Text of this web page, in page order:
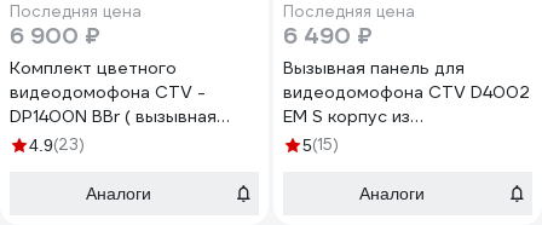
Последняя цена
6 900 ₽
Комплект цветного
видеодомофона CTV -
DP1400N BBr ( вызывная
панель -D10 NG и цветной
экраном 4" черный 10-
4.9(23)
Аналоги
Последняя цена
6 490 ₽
Вызывная панель для
видеодомофона CTV D4002
EM S корпус из
алюминиевого сплава,
сенсорное управление, две
5(15)
Аналоги